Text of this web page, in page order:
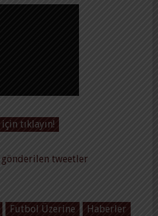
tıklayın!
gönderilen tweetler
Futbol Üzerine
Haberler